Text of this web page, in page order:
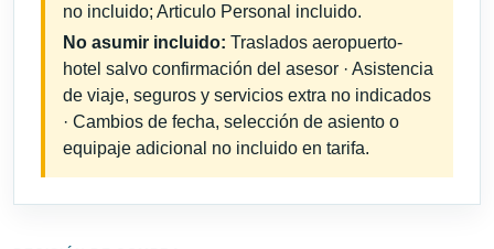
no incluido; Articulo Personal incluido.
No asumir incluido: Traslados aeropuerto-
hotel salvo confirmación del asesor · Asistencia
de viaje, seguros y servicios extra no indicados
· Cambios de fecha, selección de asiento o
equipaje adicional no incluido en tarifa.